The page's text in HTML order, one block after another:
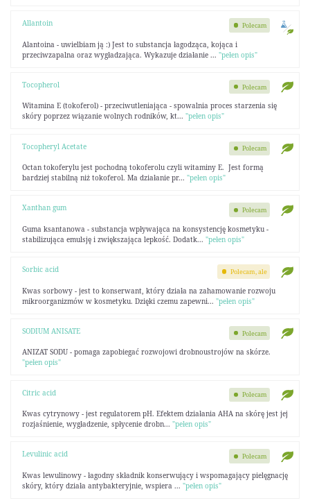
Allantoin
Alantoina - uwielbiam ją :) Jest to substancja łagodząca, kojąca i
przeciwzapalna oraz wygładzająca. Wykazuje działanie ... "pełen opis"
Polecam
Tocopherol
Witamina E (tokoferol) - przeciwutleniająca - spowalnia proces starzenia się
skóry poprzez wiązanie wolnych rodników, kt... "pełen opis"
Polecam
Tocopheryl Acetate
Octan tokoferylu jest pochodną tokoferolu czyli witaminy E. Jest formą
bardziej stabilną niż tokoferol. Ma działanie pr... "pełen opis"
Polecam
Xanthan gum
Guma ksantanowa - substancja wpływająca na konsystencję kosmetyku -
stabilizująca emulsję i zwiększająca lepkość. Dodatk... "pełen opis"
Polecam
Sorbic acid
Kwas sorbowy - jest to konserwant, który działa na zahamowanie rozwoju
mikroorganizmów w kosmetyku. Dzięki czemu zapewni... "pełen opis"
Polecam, ale
SODIUM ANISATE
ANIZAT SODU - pomaga zapobiegać rozwojowi drobnoustrojów na skórze.
"pełen opis"
Polecam
Citric acid
Kwas cytrynowy - jest regulatorem pH. Efektem działania AHA na skórę jest jej
rozjaśnienie, wygładzenie, spłycenie drobn... "pełen opis"
Polecam
Levulinic acid
Kwas lewulinowy - łagodny składnik konserwujący i wspomagający pielęgnację
skóry, który działa antybakteryjnie, wspiera ... "pełen opis"
Polecam